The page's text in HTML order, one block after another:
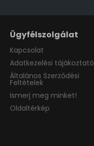
Ügyfélszolgálat
Kapcsolat
Adatkezelési tájákoztató
Általános Szerződési
Feltételek
Ismerj meg minket!
Oldaltérkép